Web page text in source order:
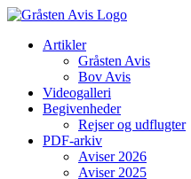
Skip
contentArtikler
Gråsten Avis
Bov Avis
Videogalleri
Begivenheder
Rejser og udflugter
PDF-arkiv
Aviser 2026
Aviser 2025